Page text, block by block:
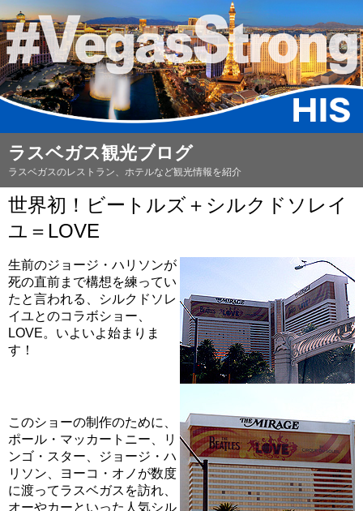
ラスベガス観光ブログ
ラスベガスのレストラン、ホテルなど観光情報を紹介
世界初！ビートルズ＋シルクドソレイ
ユ＝LOVE
生前のジョージ・ハリソンが
死の直前まで構想を練ってい
たと言われる、シルクドソレ
イユとのコラボショー、
LOVE。いよいよ始まりま
す！
このショーの制作のために、
ポール・マッカートニー、リ
ンゴ・スター、ジョージ・ハ
リソン、ヨーコ・オノが数度
に渡ってラスベガスを訪れ、
オーやカーといった人気シル